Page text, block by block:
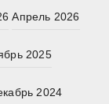
Апрель 2026
2025
2024